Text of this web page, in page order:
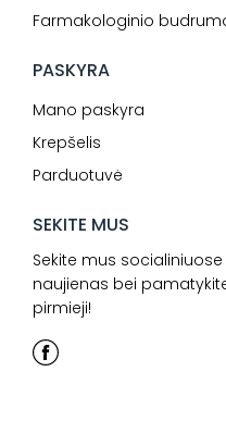
Farmakologinio
PASKYRA
Mano paskyra
Krepšelis
Parduotuvė
SEKITE MUS
Sekite mus
naujienas bei
pirmieji!